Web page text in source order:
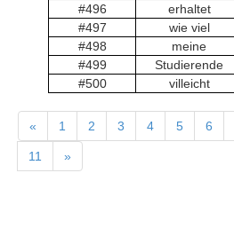
#496
erhaltet
#497
wie viel
#498
meine
#499
Studierende
#500
villeicht
« 1 2 3 4 5 6
11 »